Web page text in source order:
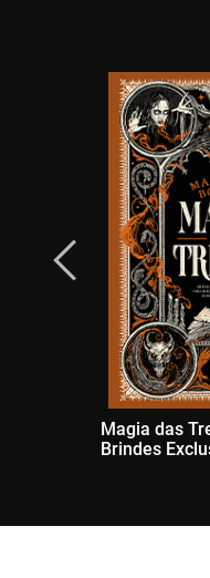
Magia das
Brindes